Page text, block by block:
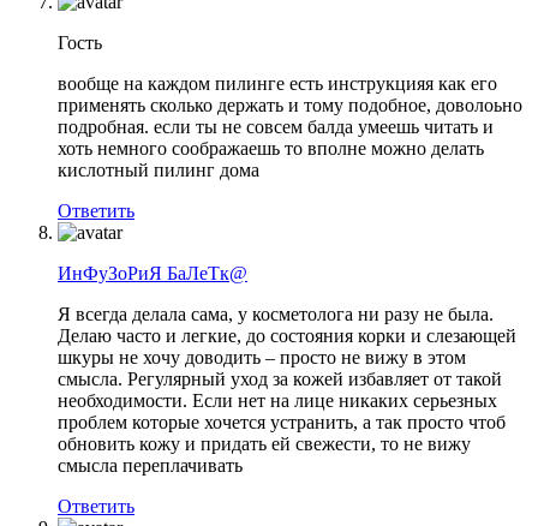
Гость
вообще на каждом пилинге есть инструкцияя как его
применять сколько держать и тому подобное, доволоьно
подробная. если ты не совсем балда умеешь читать и
хоть немного соображаешь то вполне можно делать
кислотный пилинг дома
Ответить
ИнФуЗоРиЯ БаЛеТк@
Я всегда делала сама, у косметолога ни разу не была.
Делаю часто и легкие, до состояния корки и слезающей
шкуры не хочу доводить – просто не вижу в этом
смысла. Регулярный уход за кожей избавляет от такой
необходимости. Если нет на лице никаких серьезных
проблем которые хочется устранить, а так просто чтоб
обновить кожу и придать ей свежести, то не вижу
смысла переплачивать
Ответить